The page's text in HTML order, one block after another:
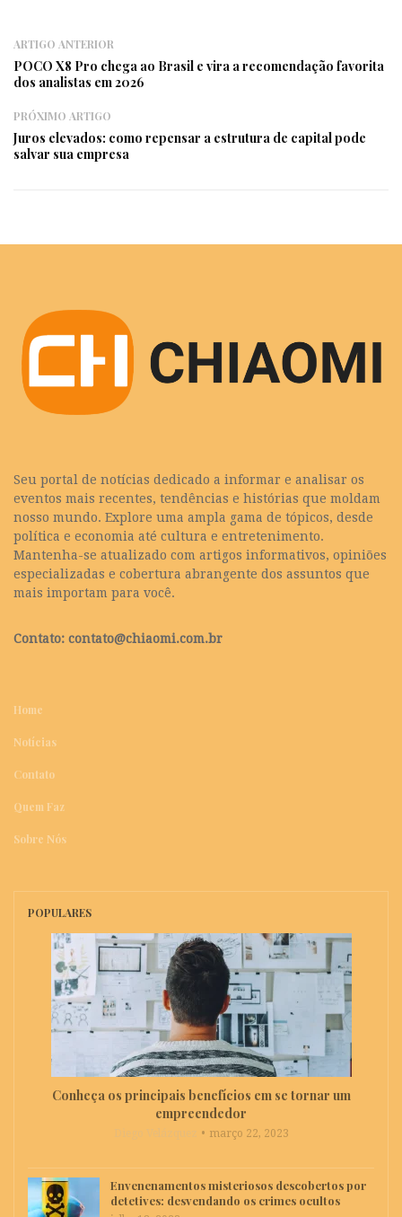
ARTIGO ANTERIOR
POCO X8 Pro chega ao Brasil e vira a recomendação favorita
dos analistas em 2026
PRÓXIMO ARTIGO
Juros elevados: como repensar a estrutura de capital pode
salvar sua empresa
Seu portal de notícias dedicado a informar e analisar os
eventos mais recentes, tendências e histórias que moldam
nosso mundo. Explore uma ampla gama de tópicos, desde
política e economia até cultura e entretenimento.
Mantenha-se atualizado com artigos informativos, opiniões
especializadas e cobertura abrangente dos assuntos que
mais importam para você.
Contato: contato@chiaomi.com.br
Home
Notícias
Contato
Quem Faz
Sobre Nós
POPULARES
Conheça os principais benefícios em se tornar um
empreendedor
março 22, 2023
Envenenamentos misteriosos descobertos por
detetives: desvendando os crimes ocultos